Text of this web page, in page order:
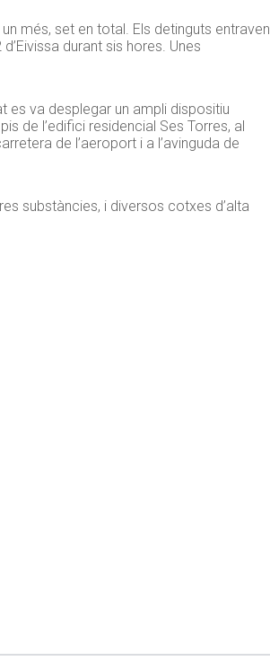
més, set en total. Els detinguts entraven
durant sis hores. Unes
es va desplegar un ampli dispositiu
de l’edifici residencial Ses Torres, al
de l’aeroport i a l’avinguda de
substàncies, i diversos cotxes d’alta